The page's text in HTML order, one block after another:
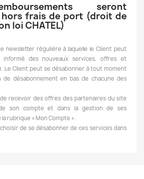
seront
frais de port (droit de
loi CHATEL)
newsletter régulière à laquelle le Client peut
informé des nouveaux services, offres et
Le Client peut se désabonner à tout moment
désabonnement en bas de chacune des
recevoir des offres des partenaires du site
son compte et dans la gestion de ses
rubrique « Mon Compte ».
de se désabonner de ces services dans